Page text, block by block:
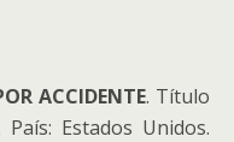
ACCIDENTE. Título
País: Estados Unidos.